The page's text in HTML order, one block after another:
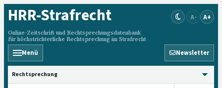
HRR-Strafrecht
Online-Zeitschrift und Rechtsprechungsdatenbank
für höchstrichterliche Rechtsprechung im Strafrecht
A- A+
Menü Newsletter
HRRS durchsuchen